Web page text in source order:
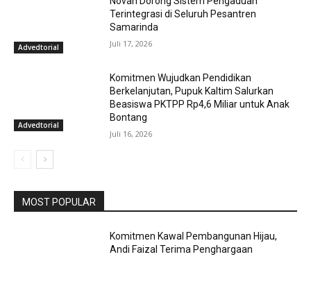
Advedtorial
Terintegrasi di Seluruh Pesantren
Samarinda
Juli 17, 2026
Advedtorial
Komitmen Wujudkan Pendidikan
Berkelanjutan, Pupuk Kaltim Salurkan
Beasiswa PKTPP Rp4,6 Miliar untuk Anak
Bontang
Juli 16, 2026
MOST POPULAR
Komitmen Kawal Pembangunan Hijau,
Andi Faizal Terima Penghargaan